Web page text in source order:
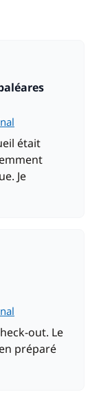
était
Je
out. Le
préparé